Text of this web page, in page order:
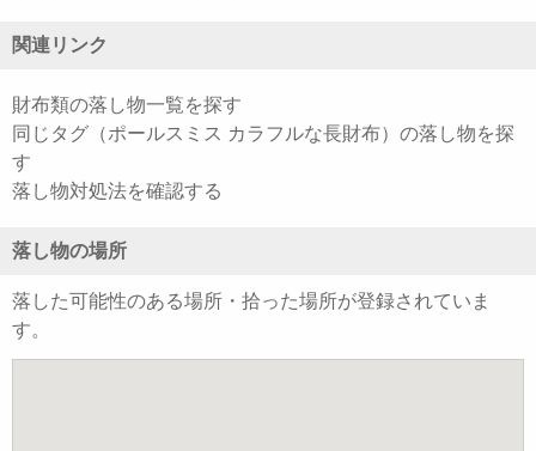
関連リンク
財布類の落し物一覧を探す
同じタグ（ポールスミス カラフルな長財布）の落し物を探
す
落し物対処法を確認する
落し物の場所
落した可能性のある場所・拾った場所が登録されていま
す。